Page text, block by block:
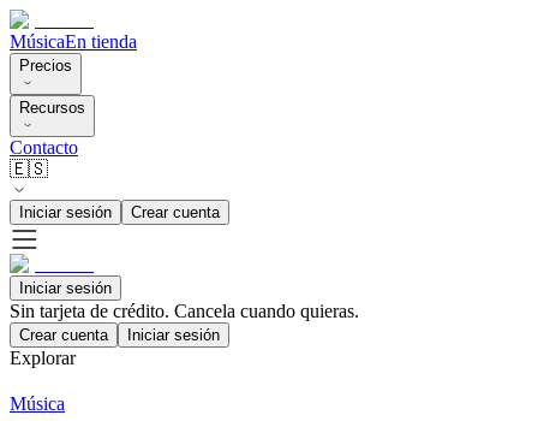
MúsicaEn tienda
Precios
Recursos
Contacto
🇪🇸
Iniciar sesión Crear cuenta
Iniciar sesión
Sin tarjeta de crédito. Cancela cuando quieras.
Crear cuenta Iniciar sesión
Explorar
Música